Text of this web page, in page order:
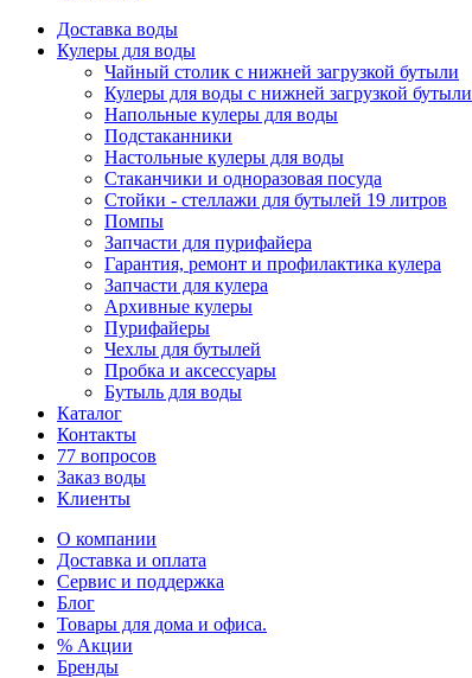
Доставка воды
Кулеры для воды
Чайный столик с нижней загрузкой бутыли
Кулеры для воды с нижней загрузкой бутыли
Напольные кулеры для воды
Подстаканники
Настольные кулеры для воды
Стаканчики и одноразовая посуда
Стойки - стеллажи для бутылей 19 литров
Помпы
Запчасти для пурифайера
Гарантия, ремонт и профилактика кулера
Запчасти для кулера
Архивные кулеры
Пурифайеры
Чехлы для бутылей
Пробка и аксессуары
Бутыль для воды
Каталог
Контакты
77 вопросов
Заказ воды
Клиенты
О компании
Доставка и оплата
Сервис и поддержка
Блог
Товары для дома и офиса.
% Акции
Бренды